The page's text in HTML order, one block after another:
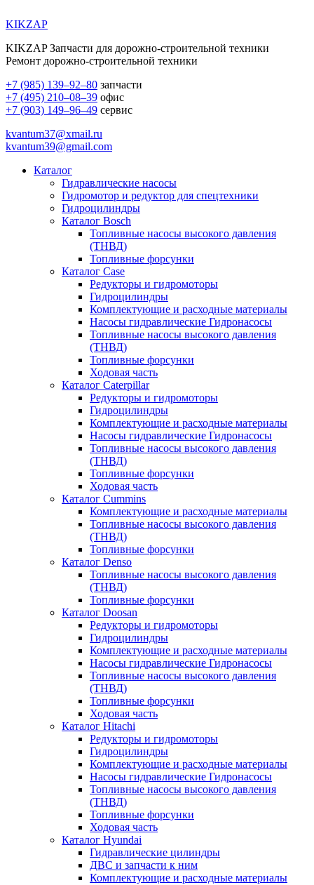
KIKZAP
KIKZAP Запчасти для дорожно-строительной техники
Ремонт дорожно-строительной техники
+7 (985) 139–92–80 запчасти
+7 (495) 210–08–39 офис
+7 (903) 149–96–49 сервис
kvantum37@xmail.ru
kvantum39@gmail.com
Каталог
Гидравлические насосы
Гидромотор и редуктор для спецтехники
Гидроцилиндры
Каталог Bosch
Топливные насосы высокого давления
(ТНВД)
Топливные форсунки
Каталог Case
Редукторы и гидромоторы
Гидроцилиндры
Комплектующие и расходные материалы
Насосы гидравлические Гидронасосы
Топливные насосы высокого давления
(ТНВД)
Топливные форсунки
Ходовая часть
Каталог Caterpillar
Редукторы и гидромоторы
Гидроцилиндры
Комплектующие и расходные материалы
Насосы гидравлические Гидронасосы
Топливные насосы высокого давления
(ТНВД)
Топливные форсунки
Ходовая часть
Каталог Cummins
Комплектующие и расходные материалы
Топливные насосы высокого давления
(ТНВД)
Топливные форсунки
Каталог Denso
Топливные насосы высокого давления
(ТНВД)
Топливные форсунки
Каталог Doosan
Редукторы и гидромоторы
Гидроцилиндры
Комплектующие и расходные материалы
Насосы гидравлические Гидронасосы
Топливные насосы высокого давления
(ТНВД)
Топливные форсунки
Ходовая часть
Каталог Hitachi
Редукторы и гидромоторы
Гидроцилиндры
Комплектующие и расходные материалы
Насосы гидравлические Гидронасосы
Топливные насосы высокого давления
(ТНВД)
Топливные форсунки
Ходовая часть
Каталог Hyundai
Гидравлические цилиндры
ДВС и запчасти к ним
Комплектующие и расходные материалы